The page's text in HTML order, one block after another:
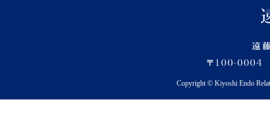
Copyright © Kiyoshi Endo